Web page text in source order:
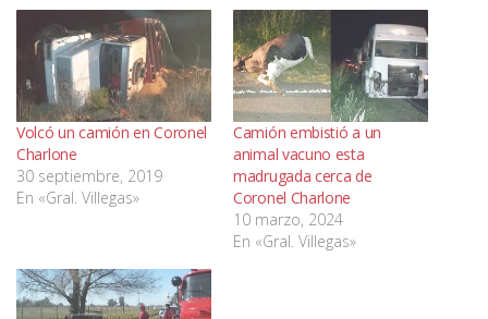
Volcó un camión en Coronel
Charlone
30 septiembre, 2019
En «Gral. Villegas»
Camión embistió a un
animal vacuno esta
madrugada cerca de
Coronel Charlone
10 marzo, 2024
En «Gral. Villegas»